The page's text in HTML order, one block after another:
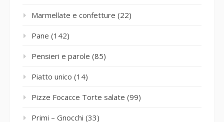
Marmellate e confetture (22)
Pane (142)
Pensieri e parole (85)
Piatto unico (14)
Pizze Focacce Torte salate (99)
Primi – Gnocchi (33)